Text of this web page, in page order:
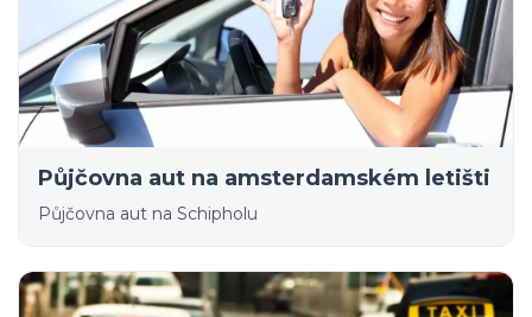
Půjčovna aut na amsterdamském letišti
Půjčovna aut na Schipholu